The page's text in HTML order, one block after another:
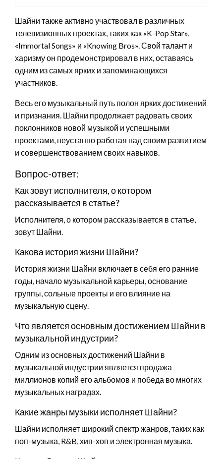
Шайни также активно участвовал в различных
телевизионных проектах, таких как «K-Pop Star»,
«Immortal Songs» и «Knowing Bros». Свой талант и
харизму он продемонстрировал в них, оставаясь
одним из самых ярких и запоминающихся
участников.
Весь его музыкальный путь полон ярких достижений
и признания. Шайни продолжает радовать своих
поклонников новой музыкой и успешными
проектами, неустанно работая над своим развитием
и совершенствованием своих навыков.
Вопрос-ответ:
Как зовут исполнителя, о котором
рассказывается в статье?
Исполнителя, о котором рассказывается в статье,
зовут Шайни.
Какова история жизни Шайни?
История жизни Шайни включает в себя его ранние
годы, начало музыкальной карьеры, основание
группы, сольные проекты и его влияние на
музыкальную сцену.
Что является основным достижением Шайни в
музыкальной индустрии?
Одним из основных достижений Шайни в
музыкальной индустрии является продажа
миллионов копий его альбомов и победа во многих
музыкальных наградах.
Какие жанры музыки исполняет Шайни?
Шайни исполняет широкий спектр жанров, таких как
поп-музыка, R&B, хип-хоп и электронная музыка.